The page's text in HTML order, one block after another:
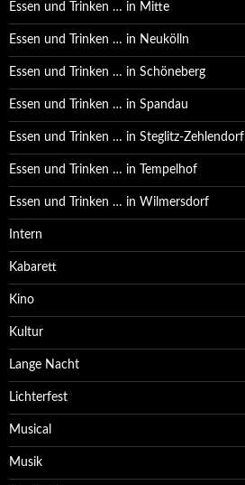
Essen und Trinken … in Mitte
Essen und Trinken … in Neukölln
Essen und Trinken … in Schöneberg
Essen und Trinken … in Spandau
Essen und Trinken … in Steglitz-Zehlendorf
Essen und Trinken … in Tempelhof
Essen und Trinken … in Wilmersdorf
Intern
Kabarett
Kino
Kultur
Lange Nacht
Lichterfest
Musical
Musik